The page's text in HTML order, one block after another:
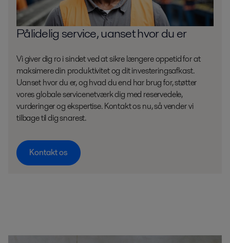
Pålidelig service, uanset hvor du er
Vi giver dig ro i sindet ved at sikre længere oppetid for at
maksimere din produktivitet og dit investeringsafkast.
Uanset hvor du er, og hvad du end har brug for, støtter
vores globale servicenetværk dig med reservedele,
vurderinger og ekspertise. Kontakt os nu, så vender vi
tilbage til dig snarest.
Kontakt os